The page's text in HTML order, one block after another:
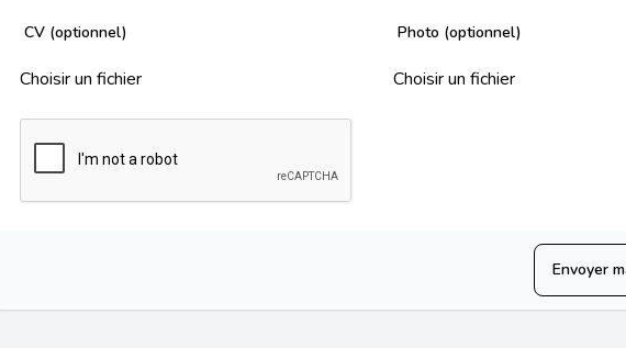
CV (optionnel)
Choisir un fichier
Photo (optionnel)
Choisir un fichier
Envoyer